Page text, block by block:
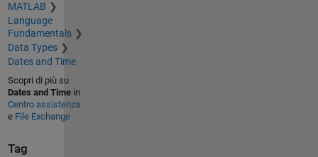
MATLAB
Language
Fundamentals
Data Types
Dates and Time
Scopri di più su
Dates and Timein
Centro assistenza
e File Exchange
Tag